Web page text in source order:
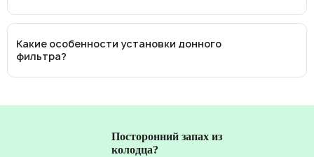
Какие особенности установки донного
фильтра?
Посторонний запах из
колодца?